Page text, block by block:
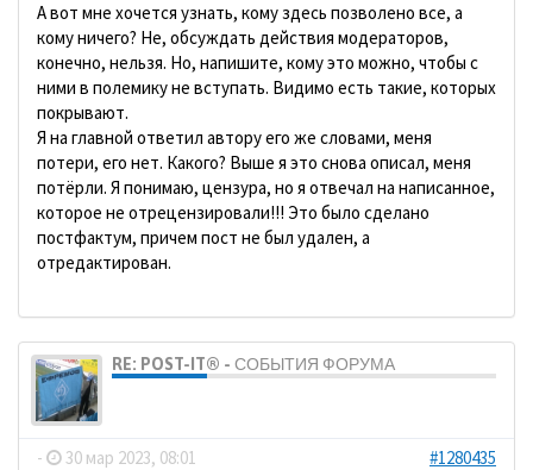
А вот мне хочется узнать, кому здесь позволено все, а
кому ничего? Не, обсуждать действия модераторов,
конечно, нельзя. Но, напишите, кому это можно, чтобы с
ними в полемику не вступать. Видимо есть такие, которых
покрывают.
Я на главной ответил автору его же словами, меня
потери, его нет. Какого? Выше я это снова описал, меня
потёрли. Я понимаю, цензура, но я отвечал на написанное,
которое не отрецензировали!!! Это было сделано
постфактум, причем пост не был удален, а
отредактирован.
RE: POST-IT® - СОБЫТИЯ ФОРУМА
- 30 мар 2023, 08:01 #1280435